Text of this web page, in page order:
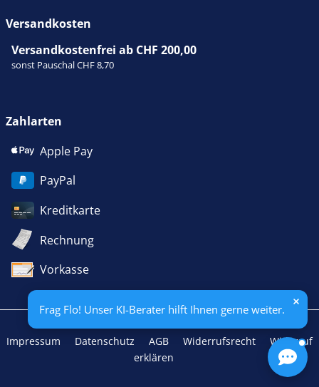
Frag Flo! Unser KI-Berater hilft Ihnen gerne weiter.
Versandkosten
Versandkostenfrei ab CHF 200,00
sonst Pauschal CHF 8,70
Zahlarten
Apple Pay
PayPal
Kreditkarte
Rechnung
Vorkasse
Impressum Datenschutz AGB Widerrufsrecht
Widerruf
erklären